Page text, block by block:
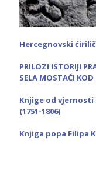
Hercegnovski
PRILOZI ISTORIJI
SELA MOSTAĆI KOD
Knjige od
(1751-1806)
Knjiga popa Filipa